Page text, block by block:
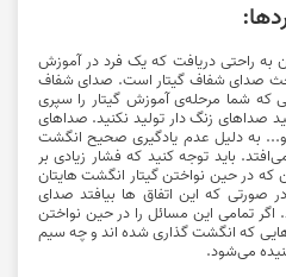
به راحتی دریافت که یک فرد در آموزش
بحث صدای شفاف گیتار است. صدای شفاف
که شما مرحله‌ی آموزش گیتار را سپری
صداهای زنگ دار تولید نکنید. صداهای
و... به دلیل عدم یادگیری صحیح انگشت
باید توجه کنید که فشار زیادی بر
که در حین نواختن گیتار انگشت هایتان
صورتی که این اتفاق ها بیافتد صدای
اگر تمامی این مسائل را در حین نواختن
که انگشت گذاری شده اند و چه سیم
می‌شود.